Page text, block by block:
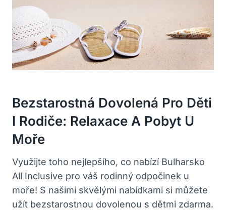
Bezstarostná Dovolená Pro Děti
I Rodiče: Relaxace A Pobyt U
Moře
Využijte toho nejlepšího, co nabízí Bulharsko
All Inclusive pro váš rodinný odpočinek u
moře! S našimi skvělými nabídkami si můžete
užít bezstarostnou dovolenou s dětmi zdarma.